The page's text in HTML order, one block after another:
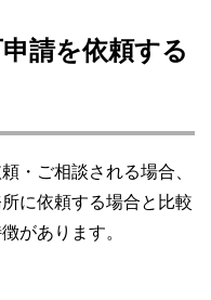
請を依頼する
・ご相談される場合、
に依頼する場合と比較
があります。